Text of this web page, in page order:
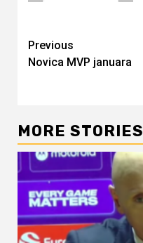
Continue
Reading
Previous
Novica MVP januara
MORE STORIES